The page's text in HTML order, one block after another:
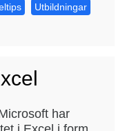
Utbildningar
har